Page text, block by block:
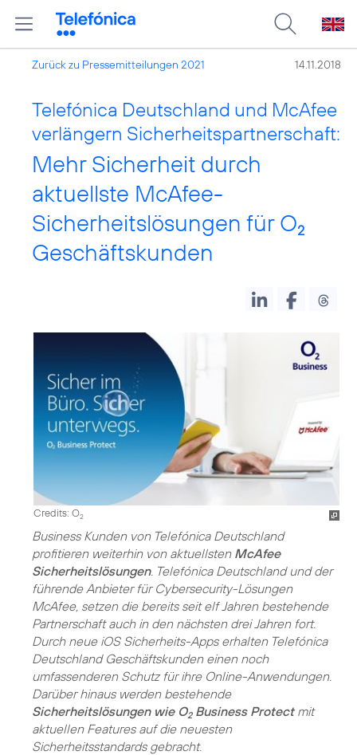
Zurück zu Pressemitteilungen 2021 14.11.2018
Telefónica Deutschland und McAfee
verlängern Sicherheitspartnerschaft:
Mehr Sicherheit durch
aktuellste McAfee-
Sicherheitslösungen für O2
Geschäftskunden
Credits: O2
Business Kunden von Telefónica Deutschland
profitieren weiterhin von aktuellsten McAfee
Sicherheitslösungen. Telefónica Deutschland und der
führende Anbieter für Cybersecurity-Lösungen
McAfee, setzen die bereits seit elf Jahren bestehende
Partnerschaft auch in den nächsten drei Jahren fort.
Durch neue iOS Sicherheits-Apps erhalten Telefónica
Deutschland Geschäftskunden einen noch
umfassenderen Schutz für ihre Online-Anwendungen.
Darüber hinaus werden bestehende
Sicherheitslösungen wie O2Business Protectmit
aktuellen Features auf die neuesten
Sicherheitsstandards gebracht.